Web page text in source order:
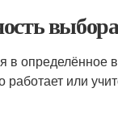
в
или